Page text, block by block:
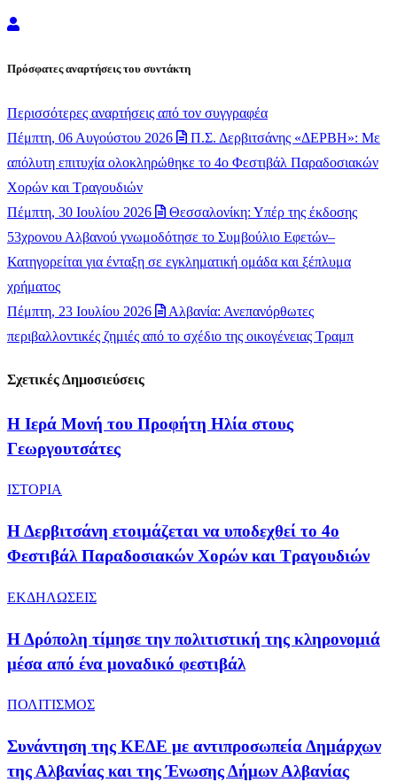
Newsroom
Πρόσφατες αναρτήσεις του συντάκτη
Περισσότερες αναρτήσεις από τον συγγραφέα
Πέμπτη, 06 Αυγούστου 2026
Π.Σ. Δερβιτσάνης «ΔΕΡΒΗ»: Με
απόλυτη επιτυχία ολοκληρώθηκε το 4ο Φεστιβάλ Παραδοσιακών
Χορών και Τραγουδιών
Πέμπτη, 30 Ιουλίου 2026
Θεσσαλονίκη: Υπέρ της έκδοσης
53χρονου Αλβανού γνωμοδότησε το Συμβούλιο Εφετών–
Κατηγορείται για ένταξη σε εγκληματική ομάδα και ξέπλυμα
χρήματος
Πέμπτη, 23 Ιουλίου 2026
Αλβανία: Ανεπανόρθωτες
περιβαλλοντικές ζημιές από το σχέδιο της οικογένειας Τραμπ
Σχετικές Δημοσιεύσεις
​Η Ιερά Μονή του Προφήτη Ηλία στους
Γεωργουτσάτες
ΙΣΤΟΡΙΑ
Η Δερβιτσάνη ετοιμάζεται να υποδεχθεί το 4ο
Φεστιβάλ Παραδοσιακών Χορών και Τραγουδιών
ΕΚΔΗΛΩΣΕΙΣ
Η Δρόπολη τίμησε την πολιτιστική της κληρονομιά
μέσα από ένα μοναδικό φεστιβάλ
ΠΟΛΙΤΙΣΜΟΣ
Συνάντηση της ΚΕΔΕ με αντιπροσωπεία Δημάρχων
της Αλβανίας και της Ένωσης Δήμων Αλβανίας